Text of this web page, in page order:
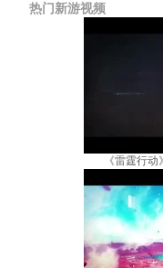
热门新游视频
《雷霆行